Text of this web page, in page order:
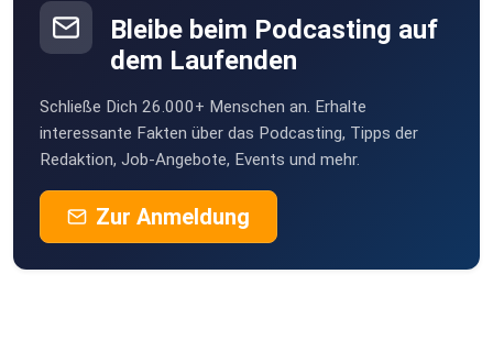
Bleibe beim Podcasting auf
dem Laufenden
Schließe Dich 26.000+ Menschen an. Erhalte
interessante Fakten über das Podcasting, Tipps der
Redaktion, Job-Angebote, Events und mehr.
Zur Anmeldung